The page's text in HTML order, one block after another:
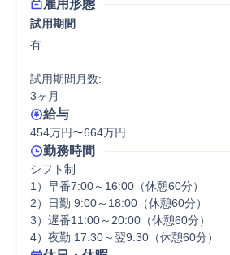
雇用形態
試用期間
有
試用期間月数:
3ヶ月
給与
454万円〜664万円
勤務時間
シフト制
1）早番7:00～16:00（休憩60分）
2）日勤 9:00～18:00（休憩60分）
3）遅番11:00～20:00（休憩60分）
4）夜勤 17:30～翌9:30（休憩60分）